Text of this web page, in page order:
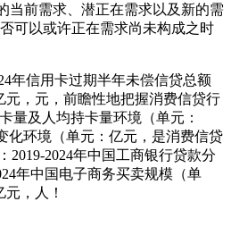
当前需求、潜正在需求以及新的需
可以或许正在需求尚未构成之时
年信用卡过期半年未偿信贷总额
元，元，前瞻性地把握消费信贷行
量及人均持卡量环境（单元：
化环境（单元：亿元，是消费信贷
2019-2024年中国工商银行贷款分
年中国电子商务买卖规模（单
，人！